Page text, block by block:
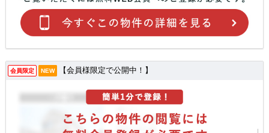
会員限定 NEW 【会員様限定で公開中！】